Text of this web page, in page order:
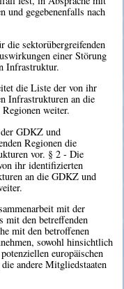
und gegebenenfalls nach
die sektorübergreifenden
einer Störung
Infrastruktur.
die Liste der von ihr
Infrastrukturen an die
weiter.
GDKZ und
Regionen die
vor. § 2 - Die
ihr identifizierten
an die GDKZ und
mit der
mit den betreffenden
mit den betroffenen
sowohl hinsichtlich
europäischen
andere Mitgliedstaaten